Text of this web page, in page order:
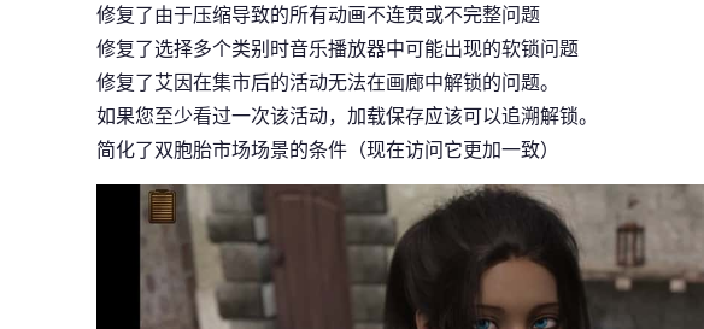
修复了由于压缩导致的所有动画不连贯或不完整问题
修复了选择多个类别时音乐播放器中可能出现的软锁问题
修复了艾因在集市后的活动无法在画廊中解锁的问题。
如果您至少看过一次该活动，加载保存应该可以追溯解锁。
简化了双胞胎市场场景的条件（现在访问它更加一致）